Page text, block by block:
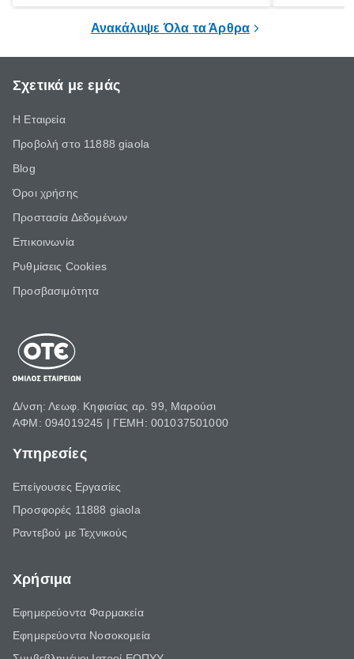
Ανακάλυψε Όλα τα Άρθρα
Σχετικά με εμάς
Η Εταιρεία
Προβολή στο 11888 giaola
Blog
Όροι χρήσης
Προστασία Δεδομένων
Επικοινωνία
Ρυθμίσεις Cookies
Προσβασιμότητα
Δ/νση: Λεωφ. Κηφισίας αρ. 99, Μαρούσι
ΑΦΜ: 094019245 | ΓΕΜΗ: 001037501000
Υπηρεσίες
Επείγουσες Εργασίες
Προσφορές 11888 giaola
Ραντεβού με Τεχνικούς
Χρήσιμα
Εφημερεύοντα Φαρμακεία
Εφημερεύοντα Νοσοκομεία